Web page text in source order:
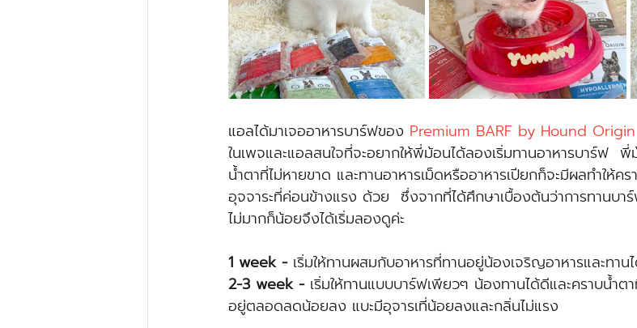
แอลได้มาเจออาหารบาร์ฟของ Premium BARF by Hound Origin
ในเพจและแอลสนใจที่จะอยากให้พี่ม้อนได้ลองเริ่มทานอาหารบาร์ฟ
น้ำตาที่ไม่หายขาด และทานอาหารเม็ดหรืออาหารเปียกก็จะมีผลทำให้ค
อุจจาระที่ค่อนข้างแรง ด้วย  ซึ่งจากที่ได้ศึกษาเบื้องต้นว่าการทานบ
ไม่มากก็น้อยจึงได้เริ่มลองดูค่ะ
1 week - เริ่มให้ทานผสมกับอาหารที่ทานอยู่น้องเจริญอาหารและทาน
2-3 week - เริ่มให้ทานแบบบาร์ฟเพียวๆ น้องทานได้ดีและคราบน้ำต
อยู่ตลอดลดน้อยลง แบะมีอุจารเที่น้อยลงและกลิ่นไม่แรง